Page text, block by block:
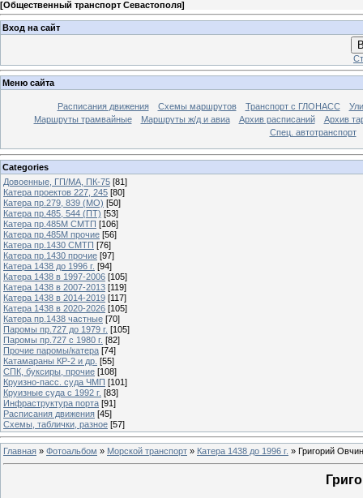
[Общественный транспорт Севастополя]
Вход на сайт
Меню сайта
Расписания движения Схемы маршрутов Транспорт с ГЛОНАСС
Маршруты трамвайные
Маршруты ж/д и авиа Архив расписаний
Архив
Спец. автотранспорт
Categories
Довоенные, ГП/МА, ПК-75 [81]
Катера проектов 227, 245 [80]
Катера пр.279, 839 (МО) [50]
Катера пр.485, 544 (ПТ) [53]
Катера пр.485М СМТП [106]
Катера пр.485М прочие [56]
Катера пр.1430 СМТП [76]
Катера пр.1430 прочие [97]
Катера 1438 до 1996 г. [94]
Катера 1438 в 1997-2006 [105]
Катера 1438 в 2007-2013 [119]
Катера 1438 в 2014-2019 [117]
Катера 1438 в 2020-2026 [105]
Катера пр.1438 частные [70]
Паромы пр.727 до 1979 г. [105]
Паромы пр.727 с 1980 г. [82]
Прочие паромы/катера [74]
Катамараны КР-2 и др. [55]
СПК, буксиры, прочие [108]
Круизно-пасс. суда ЧМП [101]
Круизные суда с 1992 г. [83]
Инфраструктура порта [91]
Расписания движения [45]
Схемы, таблички, разное [57]
Главная » Фотоальбом » Морской транспорт » Катера 1438 до 1996 г. » Григорий